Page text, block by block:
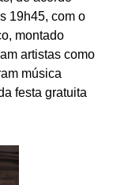
19h45, com o
montado
artistas como
música
festa gratuita